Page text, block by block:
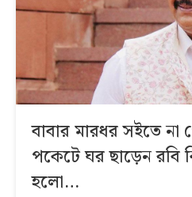
বাবার মারধর সইতে
পকেটে ঘর ছাড়েন রবি
হলো…